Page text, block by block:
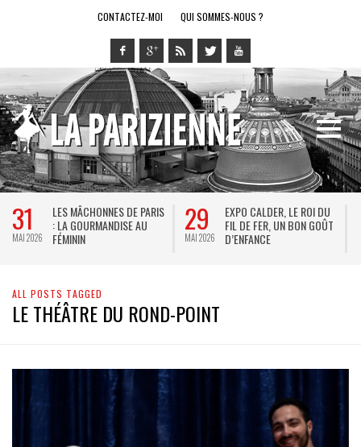
CONTACTEZ-MOI QUI SOMMES-NOUS ?
31
MAI 2026
LES MÂCHONNES DE PARIS
: LA GOURMANDISE AU
FÉMININ
29
MAI 2026
EXPO CALDER, LE ROI DU
FIL DE FER, UN BON GOÛT
D’ENFANCE
ALL POSTS TAGGED
LE THÉÂTRE DU ROND-POINT